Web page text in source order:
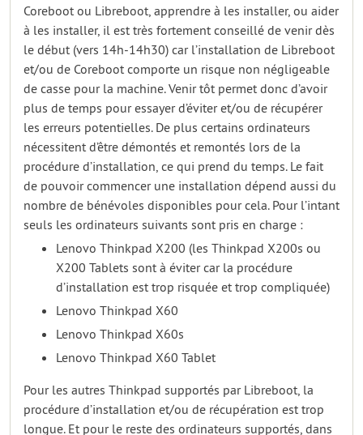
Coreboot ou Libreboot, apprendre à les installer, ou aider
à les installer, il est très fortement conseillé de venir dès
le début (vers 14h-14h30) car l’installation de Libreboot
et/ou de Coreboot comporte un risque non négligeable
de casse pour la machine. Venir tôt permet donc d’avoir
plus de temps pour essayer d’éviter et/ou de récupérer
les erreurs potentielles. De plus certains ordinateurs
nécessitent d’être démontés et remontés lors de la
procédure d’installation, ce qui prend du temps. Le fait
de pouvoir commencer une installation dépend aussi du
nombre de bénévoles disponibles pour cela. Pour l’intant
seuls les ordinateurs suivants sont pris en charge :
Lenovo Thinkpad X200 (les Thinkpad X200s ou
X200 Tablets sont à éviter car la procédure
d’installation est trop risquée et trop compliquée)
Lenovo Thinkpad X60
Lenovo Thinkpad X60s
Lenovo Thinkpad X60 Tablet
Pour les autres Thinkpad supportés par Libreboot, la
procédure d’installation et/ou de récupération est trop
longue. Et pour le reste des ordinateurs supportés, dans